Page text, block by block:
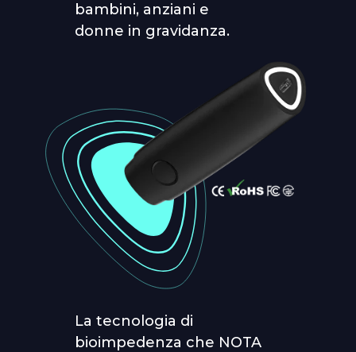
bambini, anziani e
donne in gravidanza.
La tecnologia di
bioimpedenza che NOTA